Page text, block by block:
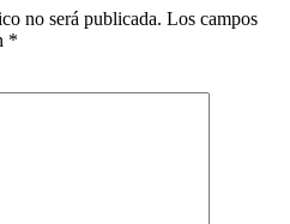
no será publicada. Los campos
*